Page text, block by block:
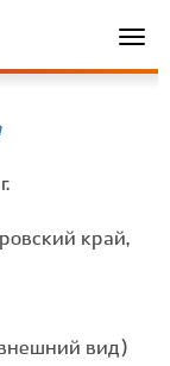
край,
вид)